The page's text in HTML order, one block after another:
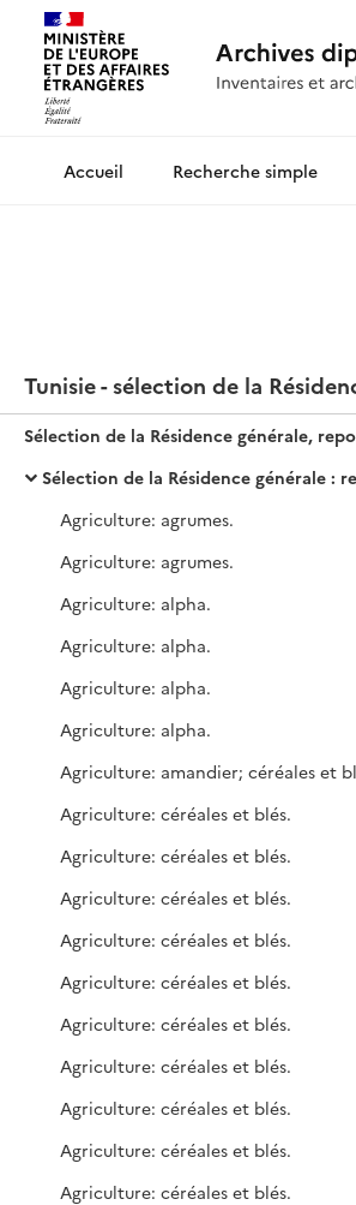
Archives diplomatiquesRecherche simple
Tunisie - sélection de la
Sélection de la Résidence générale :
Agriculture: agrumes.
Agriculture: agrumes.
Agriculture: alpha.
Agriculture: alpha.
Agriculture: alpha.
Agriculture: alpha.
Agriculture: amandier; céréales et
Agriculture: céréales et blés.
Agriculture: céréales et blés.
Agriculture: céréales et blés.
Agriculture: céréales et blés.
Agriculture: céréales et blés.
Agriculture: céréales et blés.
Agriculture: céréales et blés.
Agriculture: céréales et blés.
Agriculture: céréales et blés.
Agriculture: céréales et blés.